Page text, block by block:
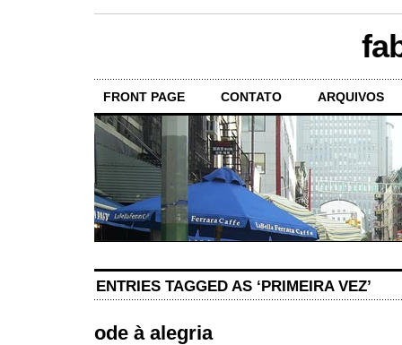
FRONT PAGE CONTATO ARQUIVOS
ENTRIES TAGGED AS ‘PRIMEIRA VEZ’
ode à alegria